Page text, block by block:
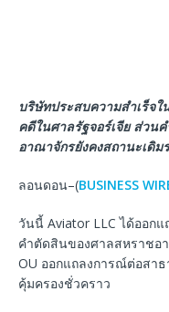
บริษัทประสบความสำเร็จ
คดีในศาลรัฐจอร์เจีย ส่วนค
อาณาจักรยังคงสถานะเดิ
ลอนดอน–(BUSINESS
วันนี้ Aviator LLC ได้ออก
คำตัดสินของศาลสหราชอา
OU ออกแถลงการณ์ต่อสา
คุ้มครองชั่วคราว